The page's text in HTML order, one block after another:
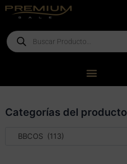
contenido
Products
search
Categorías del producto
BBCOS (113)